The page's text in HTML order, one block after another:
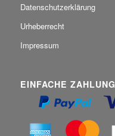
Datenschutzerklärung
Urheberrecht
Impressum
EINFACHE ZAHLUNG